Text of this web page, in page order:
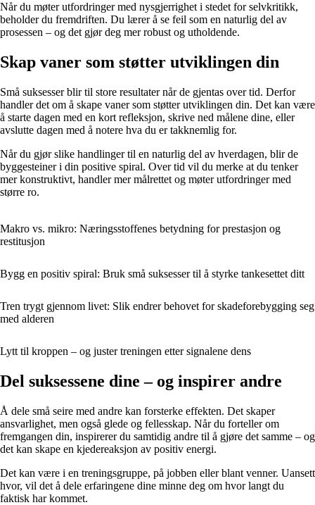
Når du møter utfordringer med nysgjerrighet i stedet for selvkritikk,
beholder du fremdriften. Du lærer å se feil som en naturlig del av
prosessen – og det gjør deg mer robust og utholdende.
Skap vaner som støtter utviklingen din
Små suksesser blir til store resultater når de gjentas over tid. Derfor
handler det om å skape vaner som støtter utviklingen din. Det kan være
å starte dagen med en kort refleksjon, skrive ned målene dine, eller
avslutte dagen med å notere hva du er takknemlig for.
Når du gjør slike handlinger til en naturlig del av hverdagen, blir de
byggesteiner i din positive spiral. Over tid vil du merke at du tenker
mer konstruktivt, handler mer målrettet og møter utfordringer med
større ro.
Makro vs. mikro: Næringsstoffenes betydning for prestasjon og
restitusjon
Bygg en positiv spiral: Bruk små suksesser til å styrke tankesettet ditt
Tren trygt gjennom livet: Slik endrer behovet for skadeforebygging seg
med alderen
Lytt til kroppen – og juster treningen etter signalene dens
Del suksessene dine – og inspirer andre
Å dele små seire med andre kan forsterke effekten. Det skaper
ansvarlighet, men også glede og fellesskap. Når du forteller om
fremgangen din, inspirerer du samtidig andre til å gjøre det samme – og
det kan skape en kjedereaksjon av positiv energi.
Det kan være i en treningsgruppe, på jobben eller blant venner. Uansett
hvor, vil det å dele erfaringene dine minne deg om hvor langt du
faktisk har kommet.